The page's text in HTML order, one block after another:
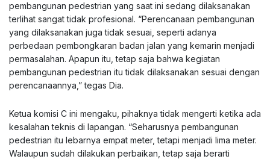
pembangunan pedestrian yang saat ini sedang dilaksanakan
terlihat sangat tidak profesional. “Perencanaan pembangunan
yang dilaksanakan juga tidak sesuai, seperti adanya
perbedaan pembongkaran badan jalan yang kemarin menjadi
permasalahan. Apapun itu, tetap saja bahwa kegiatan
pembangunan pedestrian itu tidak dilaksanakan sesuai dengan
perencanaannya,” tegas Dia.
Ketua komisi C ini mengaku, pihaknya tidak mengerti ketika ada
kesalahan teknis di lapangan. “Seharusnya pembangunan
pedestrian itu lebarnya empat meter, tetapi menjadi lima meter.
Walaupun sudah dilakukan perbaikan, tetap saja berarti